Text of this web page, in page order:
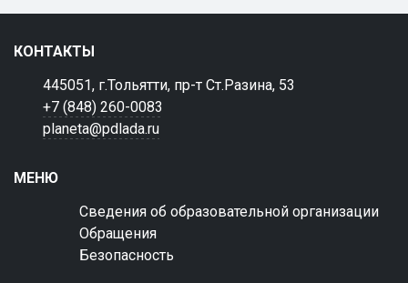
КОНТАКТЫ
445051, г.Тольятти, пр-т Ст.Разина, 53
+7 (848) 260-0083
planeta@pdlada.ru
МЕНЮ
Сведения об образовательной организации
Обращения
Безопасность